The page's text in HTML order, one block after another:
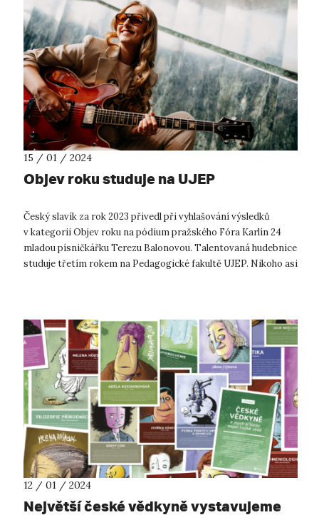
15 / 01 / 2024
Objev roku studuje na UJEP
Český slavík za rok 2023 přivedl při vyhlašování výsledků
v kategorii Objev roku na pódium pražského Fóra Karlín 24
mladou písničkářku Terezu Balonovou. Talentovaná hudebnice
studuje třetím rokem na Pedagogické fakultě UJEP. Nikoho asi
12 / 01 / 2024
Největší české vědkyně vystavujeme